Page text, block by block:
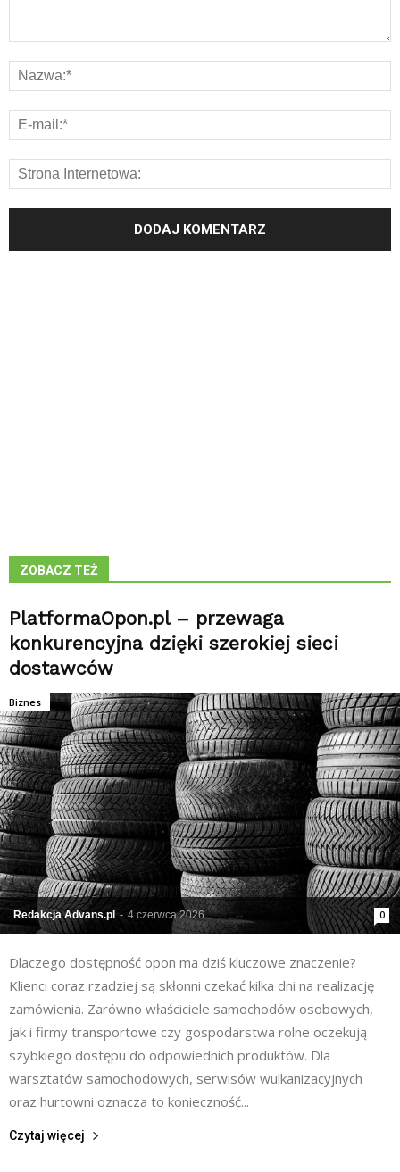
ZOBACZ TEŻ
PlatformaOpon.pl – przewaga
konkurencyjna dzięki szerokiej sieci
dostawców
Redakcja Advans.pl - 4 czerwca 2026 0
Biznes
Dlaczego dostępność opon ma dziś kluczowe znaczenie?
Klienci coraz rzadziej są skłonni czekać kilka dni na realizację
zamówienia. Zarówno właściciele samochodów osobowych,
jak i firmy transportowe czy gospodarstwa rolne oczekują
szybkiego dostępu do odpowiednich produktów. Dla
warsztatów samochodowych, serwisów wulkanizacyjnych
oraz hurtowni oznacza to konieczność...
Czytaj więcej